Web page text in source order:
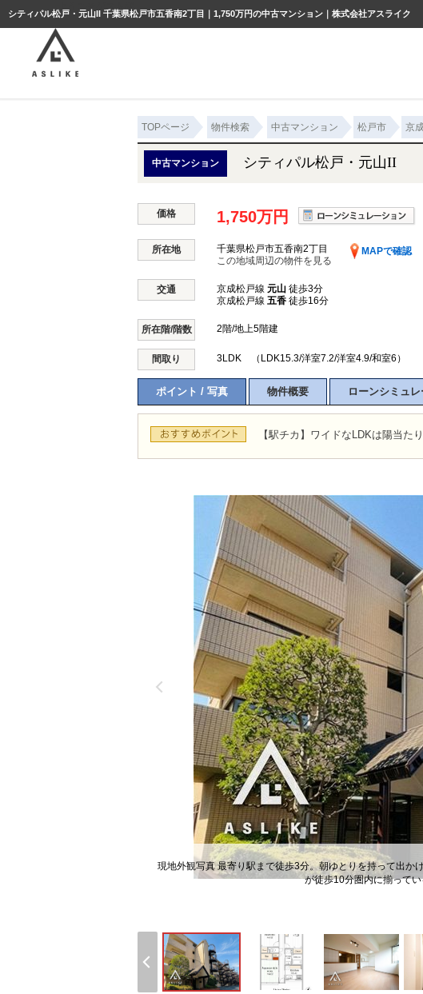
シティパル松戸・元山II 千葉県松戸市五香南2丁目｜1,750万円の中古マンション｜株式会社アスライク
TOPページ 物件検索 中古マンション 松戸市 京
中古マンション シティパル松戸・元山II
価格 1,750万円
所在地 千葉県松戸市五香南2丁目
MAPで確認
この地域周辺の物件を見る
交通 京成松戸線 元山 徒歩3分
京成松戸線 五香 徒歩16分
所在階/階数 2階/地上5階建
間取り 3LDK （LDK15.3/洋室7.2/洋室4.9/和室6）
ポイント / 写真 物件概要 ローンシミュ
【駅チカ】ワイドなLDKは陽当
現地外観写真 最寄り駅まで徒歩3分。朝ゆとりを持って出か
が徒歩10分圏内に揃って
ようこそゲスト様